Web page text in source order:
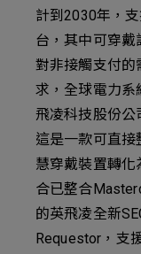
計到2030年，
台，其中可穿
對非接觸支付的
求，全球電力系
飛凌科技股份公
這是一款可直接
慧穿戴裝置轉化
合已整合
的英飛凌全新
Requestor，支